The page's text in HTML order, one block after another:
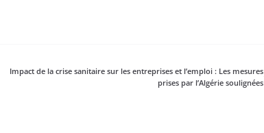
Impact de la crise sanitaire sur les entreprises et l’emploi : Les mesures
prises par l’Algérie soulignées